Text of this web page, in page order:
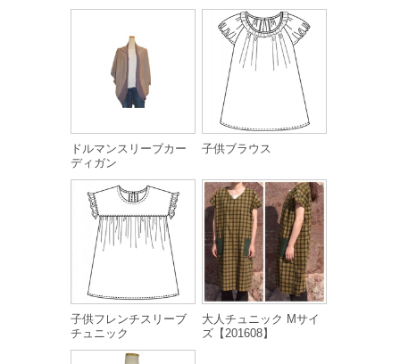
ドルマンスリーブカー
ディガン
子供ブラウス
子供フレンチスリーブ
チュニック
大人チュニック Mサイ
ズ【201608】